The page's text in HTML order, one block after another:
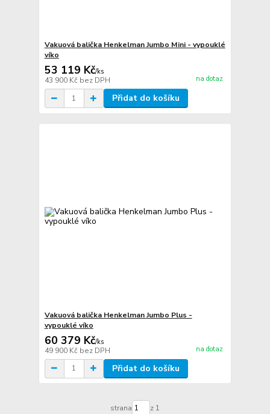
Vakuová balička Henkelman Jumbo Mini - vypouklé
víko
53 119 Kč/ks
43 900 Kč bez DPH na dotaz
Přidat do košíku
Vakuová balička Henkelman Jumbo Plus -
vypouklé víko
60 379 Kč/ks
49 900 Kč bez DPH na dotaz
Přidat do košíku
strana z 1